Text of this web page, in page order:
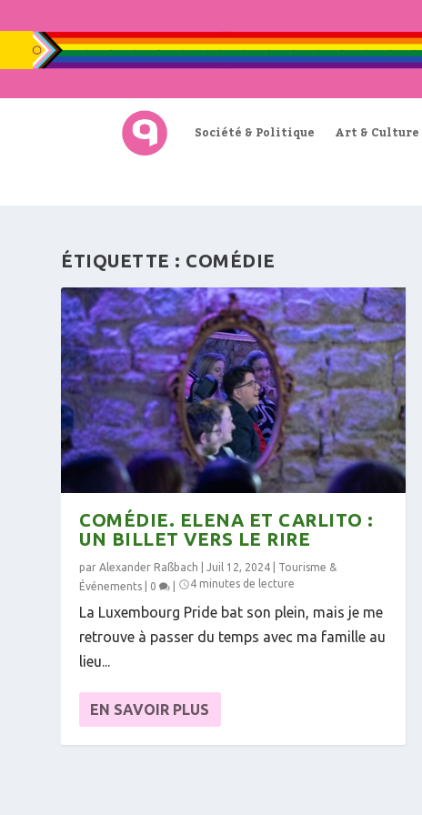
Société & Politique Art & Culture
ÉTIQUETTE : COMÉDIE
COMÉDIE. ELENA ET CARLITO :
UN BILLET VERS LE RIRE
parAlexander Raßbach |Juil 12, 2024
Tourisme &
Événements
0 4 minutes de lecture
La Luxembourg Pride bat son plein, mais je me
retrouve à passer du temps avec ma famille au
lieu...
EN SAVOIR PLUS